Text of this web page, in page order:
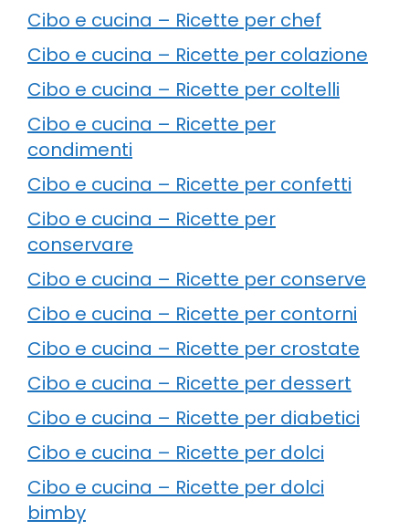
Cibo e cucina – Ricette per chef
Cibo e cucina – Ricette per colazione
Cibo e cucina – Ricette per coltelli
Cibo e cucina – Ricette per
condimenti
Cibo e cucina – Ricette per confetti
Cibo e cucina – Ricette per
conservare
Cibo e cucina – Ricette per conserve
Cibo e cucina – Ricette per contorni
Cibo e cucina – Ricette per crostate
Cibo e cucina – Ricette per dessert
Cibo e cucina – Ricette per diabetici
Cibo e cucina – Ricette per dolci
Cibo e cucina – Ricette per dolci
bimby